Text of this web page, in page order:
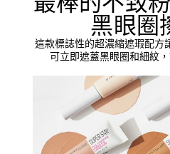
黑眼圈
這款標誌性的超濃縮遮瑕配方
可立即遮蓋黑眼圈和細紋